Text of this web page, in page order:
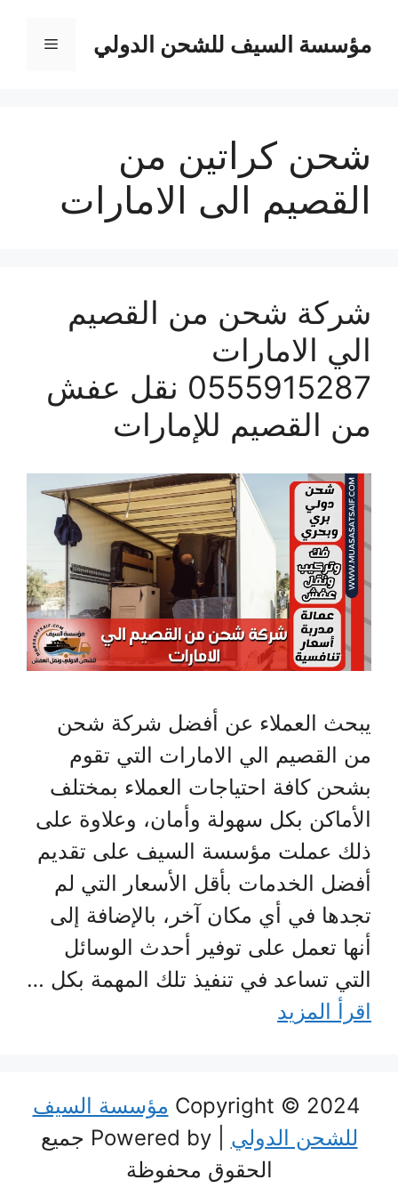
المحتوىمؤسسة السيف للشحن الدولي القائمة
شحن كراتين من
القصيم الى الامارات
شركة شحن من القصيم
الي الامارات
0555915287 نقل عفش
من القصيم للإمارات
يبحث العملاء عن أفضل شركة شحن
من القصيم الي الامارات التي تقوم
بشحن كافة احتياجات العملاء بمختلف
الأماكن بكل سهولة وأمان، وعلاوة على
ذلك عملت مؤسسة السيف على تقديم
أفضل الخدمات بأقل الأسعار التي لم
تجدها في أي مكان آخر، بالإضافة إلى
أنها تعمل على توفير أحدث الوسائل
التي تساعد في تنفيذ تلك المهمة بكل …
اقرأ المزيد
مؤسسة السيف
للشحن الدولي
| Powered by جميع
الحقوق محفوظة